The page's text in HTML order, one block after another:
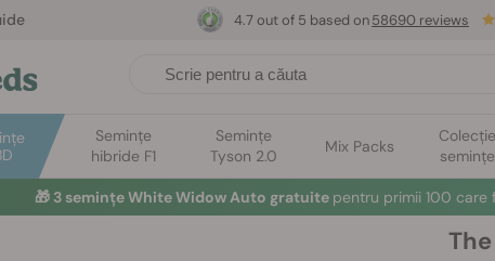
Semințe
hibride F1
Semințe
Tyson 2.0
Mix Packs
Colecție
semințe
4.7 out of 5 based on58690 reviews
🎁 3 semințe White Widow Auto gratuite pentru primii 100 care
The